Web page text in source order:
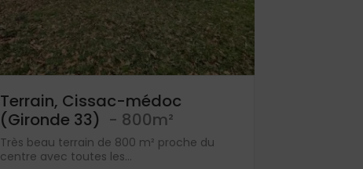
Terrain, Cissac-médoc
(Gironde 33) - 800m²
Très beau terrain de 800 m² proche du
centre avec toutes les...